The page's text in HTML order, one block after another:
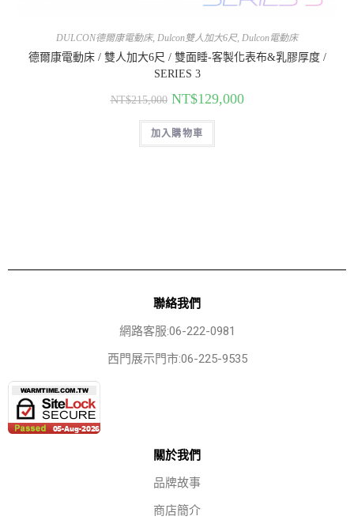
DULCON德爾康電動床, Dulcon雙人加大6尺, Dulcon電動床
德爾康電動床 / 雙人加大6尺 / 雙面睡-客製化表布&乳膠厚度 /
SERIES 3
NT$215,000 NT$129,000
加入購物車
聯絡我們
網路客服:06-222-0981
西門展示門市:06-225-9535
關於我們
品牌故事
商店簡介